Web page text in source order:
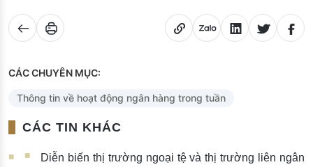
CÁC CHUYÊN MỤC:
Thông tin về hoạt động ngân hàng trong tuần
CÁC TIN KHÁC
Diễn biến thị trường ngoại tệ và thị trường liên ngân